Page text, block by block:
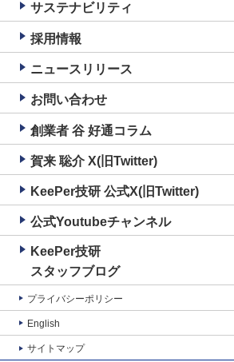
サステナビリティ
採用情報
ニュースリリース
お問い合わせ
創業者 谷 好通コラム
賀来 聡介 X(旧Twitter)
KeePer技研 公式X(旧Twitter)
公式Youtubeチャンネル
KeePer技研
スタッフブログ
プライバシーポリシー
English
サイトマップ